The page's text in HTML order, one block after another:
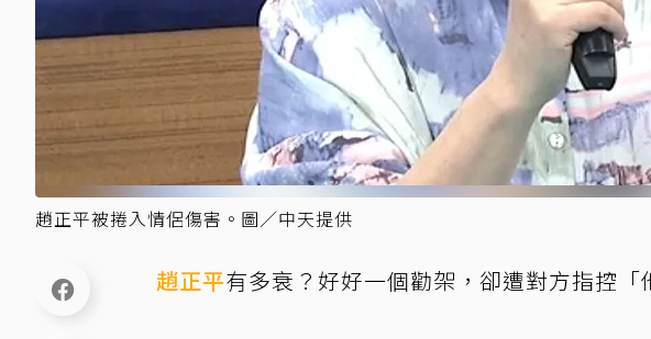
趙正平被捲入情侶傷害。圖／中天提供
趙正平有多衰？好好一個勸架，卻遭對方指控「